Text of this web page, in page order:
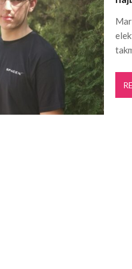
Projekat „Mistični Dunav“ razvija
Pančevo: Počela rekonstrukcija
Crepaja: 30. „Crepajački fijaker“
„Lepo leto“ donosi književne večeri u
Za ovog Pančevca verovatno nikad
Počela izgradnja fekalne kanalizacije u